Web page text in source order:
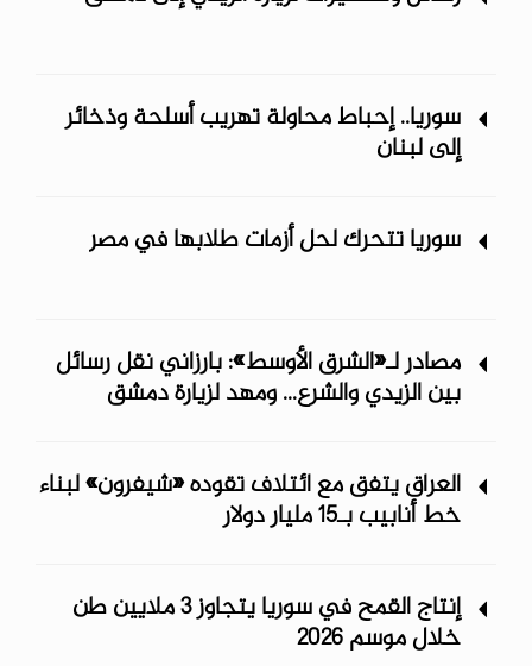
سوريا.. إحباط محاولة تهريب أسلحة وذخائر
إلى لبنان
سوريا تتحرك لحل أزمات طلابها في مصر
مصادر لـ«الشرق الأوسط»: بارزاني نقل رسائل
بين الزيدي والشرع... ومهد لزيارة دمشق
العراق يتفق مع ائتلاف تقوده «شيفرون» لبناء
خط أنابيب بـ15 مليار دولار
إنتاج القمح في سوريا يتجاوز 3 ملايين طن
خلال موسم 2026